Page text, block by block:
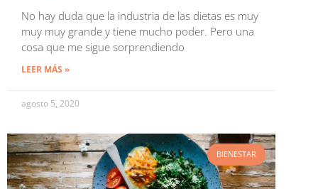
No hay duda que la industria de las dietas es muy
muy muy grande y tiene mucho poder. Pero una
cosa que me sigue sorprendiendo
LEER MÁS »
agosto 5, 2020
BIENESTAR